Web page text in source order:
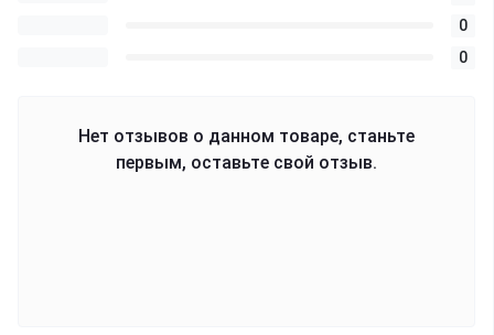
0
0
Нет отзывов о данном товаре, станьте
первым, оставьте свой отзыв.